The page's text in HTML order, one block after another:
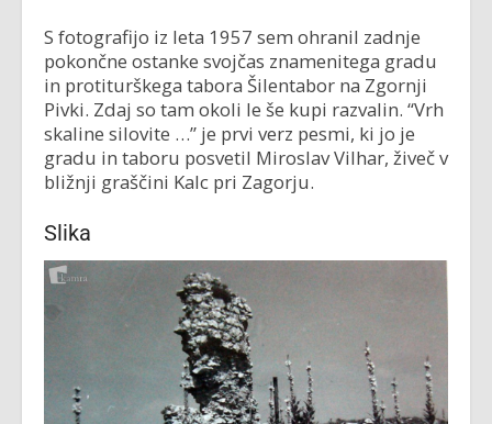
S fotografijo iz leta 1957 sem ohranil zadnje
pokončne ostanke svojčas znamenitega gradu
in protiturškega tabora Šilentabor na Zgornji
Pivki. Zdaj so tam okoli le še kupi razvalin. “Vrh
skaline silovite …” je prvi verz pesmi, ki jo je
gradu in taboru posvetil Miroslav Vilhar, živeč v
bližnji graščini Kalc pri Zagorju.
Slika